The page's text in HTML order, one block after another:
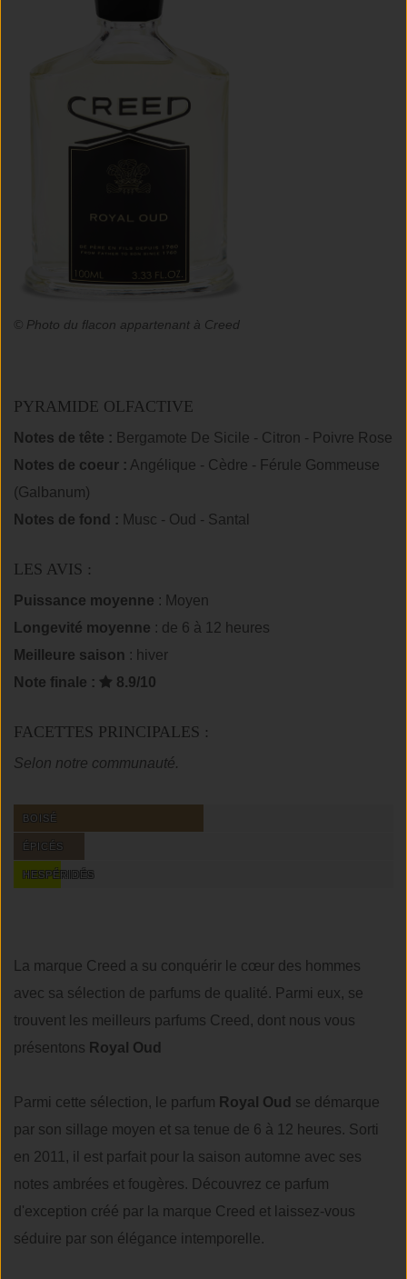
© Photo du flacon appartenant à Creed
PYRAMIDE OLFACTIVE
Notes de tête : Bergamote De Sicile - Citron - Poivre Rose
Notes de coeur : Angélique - Cèdre - Férule Gommeuse
(Galbanum)
Notes de fond : Musc - Oud - Santal
LES AVIS :
Puissance moyenne : Moyen
Longevité moyenne : de 6 à 12 heures
Meilleure saison : hiver
Note finale :
8.9/10
FACETTES PRINCIPALES :
Selon notre communauté.
BOISÉ
ÉPICÉS
HESPÉRIDÉS
La marque Creed a su conquérir le cœur des hommes
avec sa sélection de parfums de qualité. Parmi eux, se
trouvent les meilleurs parfums Creed, dont nous vous
présentons Royal Oud
Parmi cette sélection, le parfum Royal Oud se démarque
par son sillage moyen et sa tenue de 6 à 12 heures. Sorti
en 2011, il est parfait pour la saison automne avec ses
notes ambrées et fougères. Découvrez ce parfum
d'exception créé par la marque Creed et laissez-vous
séduire par son élégance intemporelle.